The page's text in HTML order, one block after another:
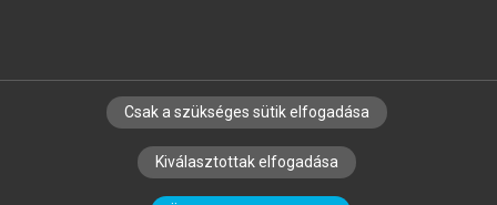
SZERZŐKNEK CÉGEKNEK KÖNYVTÁROSOKNAK
SZERKESZTÉSI ÉS LEKTORÁLÁSI ALAPELVEK
Csak a szükséges sütik elfogadása
Kiválasztottak elfogadása